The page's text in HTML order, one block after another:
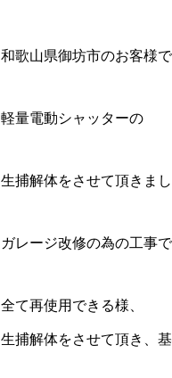
和歌山県御坊市のお客様
軽量電動シャッターの
生捕解体をさせて頂きまし
ガレージ改修の為の工事
全て再使用できる様、
生捕解体をさせて頂き、